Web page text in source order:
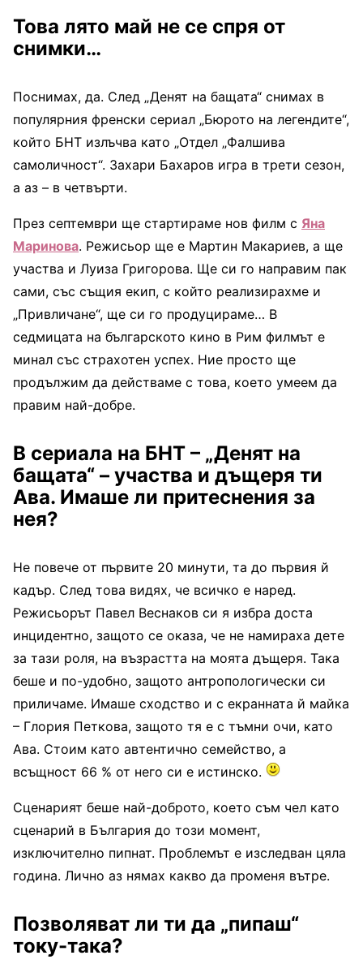
Това лято май не се спря от
снимки…
Поснимах, да. След „Денят на бащата“ снимах в
популярния френски сериал „Бюрото на легендите“,
който БНТ излъчва като „Отдел „Фалшива
самоличност“. Захари Бахаров игра в трети сезон,
а аз – в четвърти.
През септември ще стартираме нов филм с Яна
Маринова. Режисьор ще е Мартин Макариев, а ще
участва и Луиза Григорова. Ще си го направим пак
сами, със същия екип, с който реализирахме и
„Привличане“, ще си го продуцираме… В
седмицата на българското кино в Рим филмът е
минал със страхотен успех. Ние просто ще
продължим да действаме с това, което умеем да
правим най-добре.
В сериала на БНТ – „Денят на
бащата“ – участва и дъщеря ти
Ава. Имаше ли притеснения за
нея?
Не повече от първите 20 минути, та до първия й
кадър. След това видях, че всичко е наред.
Режисьорът Павел Веснаков си я избра доста
инцидентно, защото се оказа, че не намираха дете
за тази роля, на възрастта на моята дъщеря. Така
беше и по-удобно, защото антропологически си
приличаме. Имаше сходство и с екранната й майка
– Глория Петкова, защото тя е с тъмни очи, като
Ава. Стоим като автентично семейство, а
всъщност 66 % от него си е истинско.
Сценарият беше най-доброто, което съм чел като
сценарий в България до този момент,
изключително пипнат. Проблемът е изследван цяла
година. Лично аз нямах какво да променя вътре.
Позволяват ли ти да „пипаш“
току-така?